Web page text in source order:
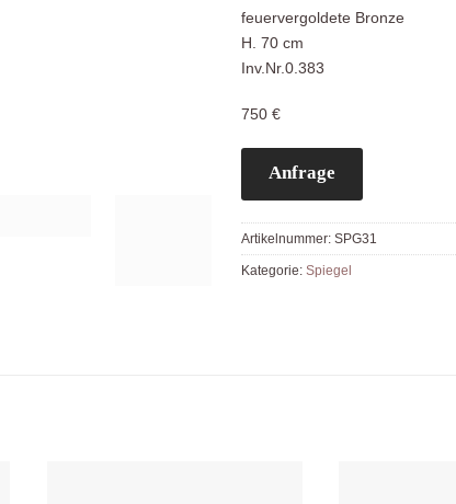
feuervergoldete Bronze
H. 70 cm
Inv.Nr.0.383
750 €
Anfrage
Artikelnummer: SPG31
Kategorie: Spiegel